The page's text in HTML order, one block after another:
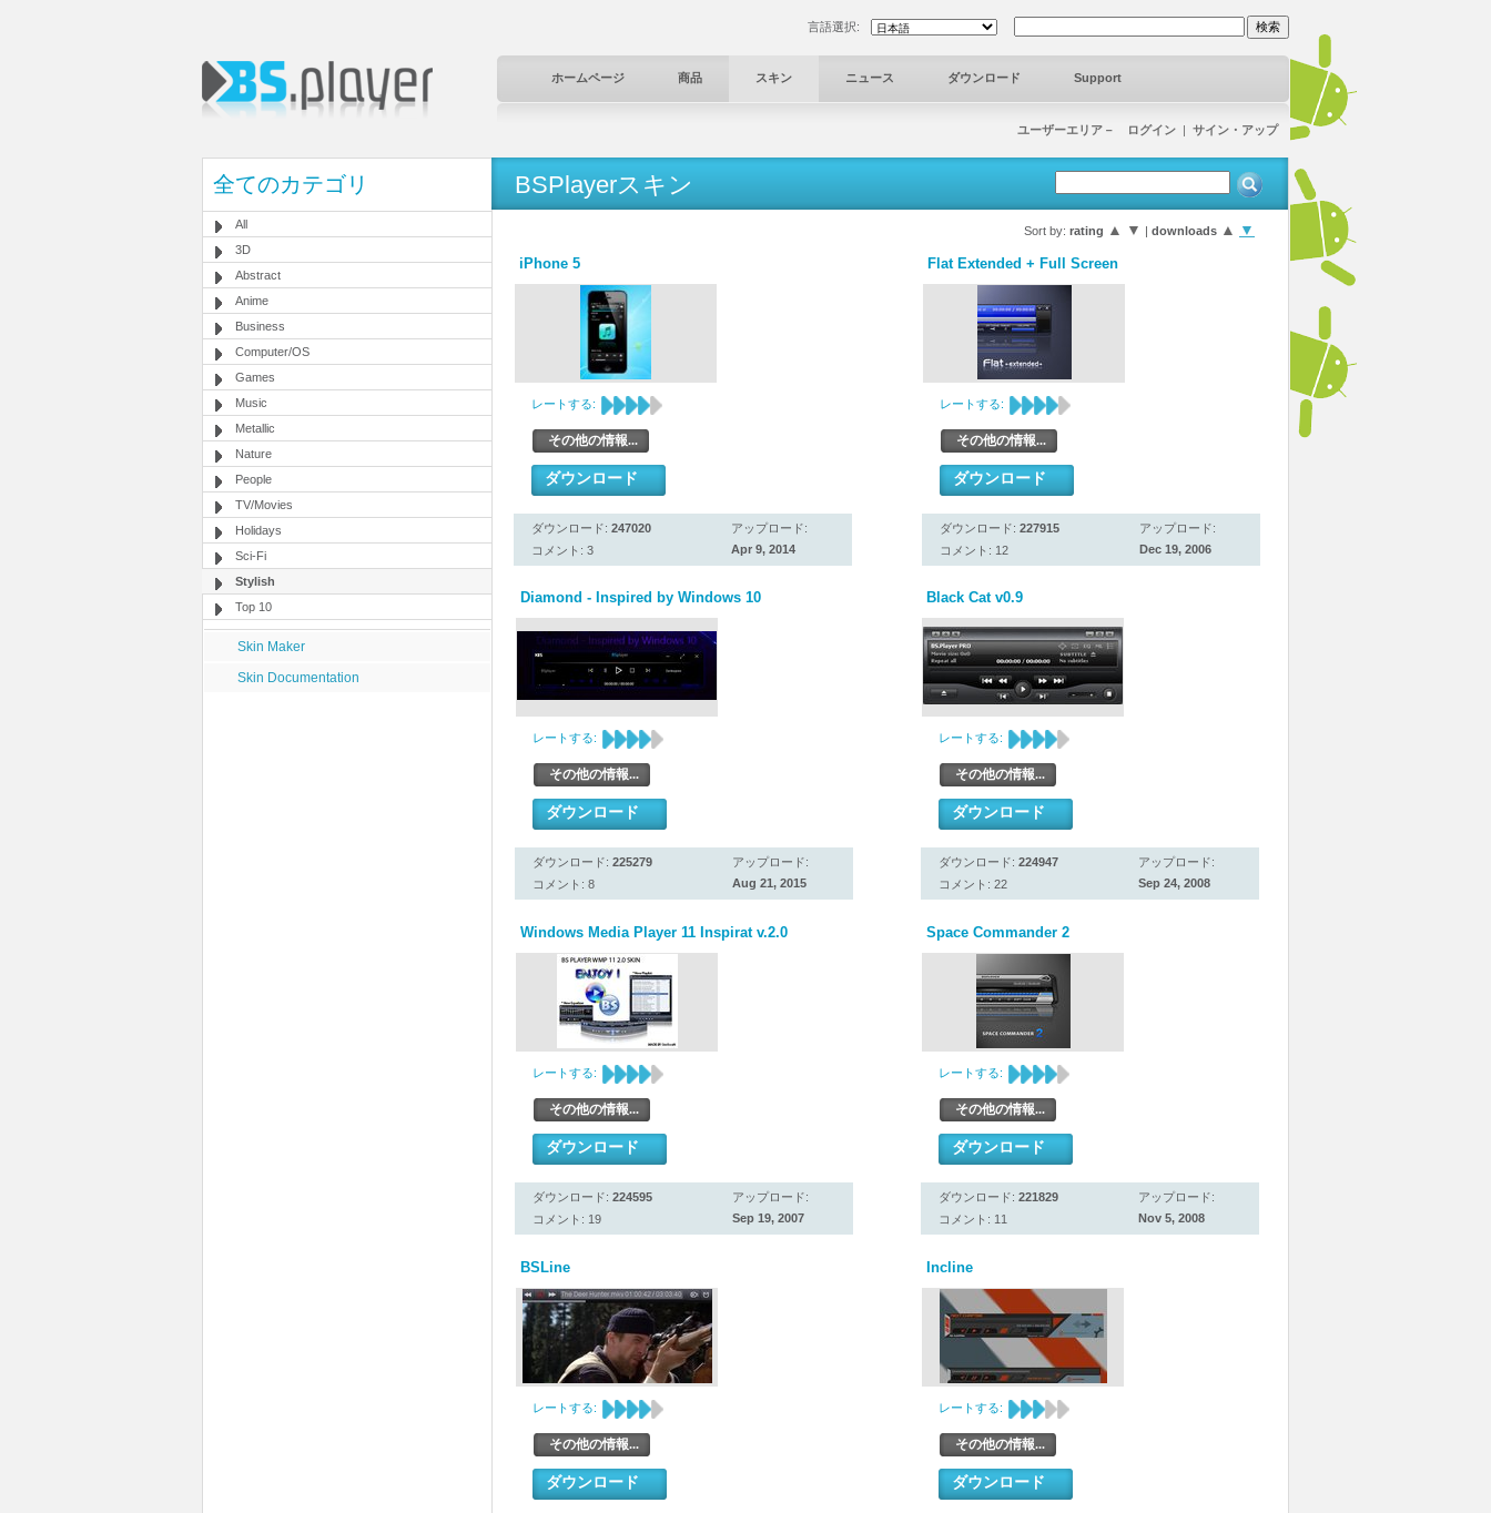
言語選択:
ホームページ 商品 スキン ニュース ダウンロード Support
ユーザーエリア－ ログイン | サイン・アップ
全てのカテゴリ
All
3D
Abstract
Anime
Business
Computer/OS
Games
Music
Metallic
Nature
People
TV/Movies
Holidays
Sci-Fi
Stylish
Top 10
Skin Maker
Skin Documentation
BSPlayerスキン
Sort by: rating ▲ ▼ | downloads ▲ ▼
iPhone 5
レートする:
その他の情報...
ダウンロード
ダウンロード: 247020
コメント: 3
アップロード:
Apr 9, 2014
Flat Extended + Full Screen
レートする:
その他の情報...
ダウンロード
ダウンロード: 227915
コメント: 12
アップロード:
Dec 19, 2006
Diamond - Inspired by Windows 10
レートする:
その他の情報...
ダウンロード
ダウンロード: 225279
コメント: 8
アップロード:
Aug 21, 2015
Black Cat v0.9
レートする:
その他の情報...
ダウンロード
ダウンロード: 224947
コメント: 22
アップロード:
Sep 24, 2008
Windows Media Player 11 Inspirat v.2.0
レートする:
その他の情報...
ダウンロード
ダウンロード: 224595
コメント: 19
アップロード:
Sep 19, 2007
Space Commander 2
レートする:
その他の情報...
ダウンロード
ダウンロード: 221829
コメント: 11
アップロード:
Nov 5, 2008
BSLine
レートする:
その他の情報...
ダウンロード
Incline
レートする:
その他の情報...
ダウンロード